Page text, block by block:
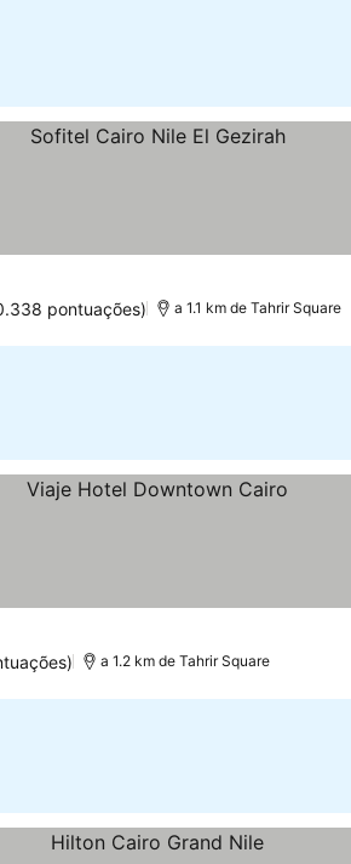
pontuações) a 1.1 km de Tahrir Square
a 1.2 km de Tahrir Square